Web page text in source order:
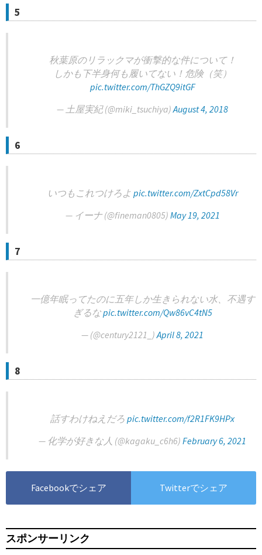
5
秋葉原のリラックマが衝撃的な件について！
しかも下半身何も履いてない！危険（笑）
pic.twitter.com/ThGZQ9itGF
— 土屋実紀 (@miki_tsuchiya)August 4, 2018
6
いつもこれつけろよ pic.twitter.com/ZxtCpd58Vr
— イーナ (@fineman0805) May 19, 2021
7
一億年眠ってたのに五年しか生きられない水、不遇す
ぎるなpic.twitter.com/Qw86vC4tN5
— (@century2121_)April 8, 2021
8
話すわけねえだろ pic.twitter.com/f2R1FK9HPx
— 化学が好きな人 (@kagaku_c6h6) February 6, 2021
Facebookでシェア Twitterでシェア
スポンサーリンク